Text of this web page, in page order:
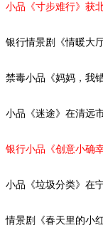
小品《寸步难行》获
银行情景剧《情暖大
禁毒小品《妈妈，我
小品《迷途》在清远
银行小品《创意小确
小品《垃圾分类》在
情景剧 《春天里的小